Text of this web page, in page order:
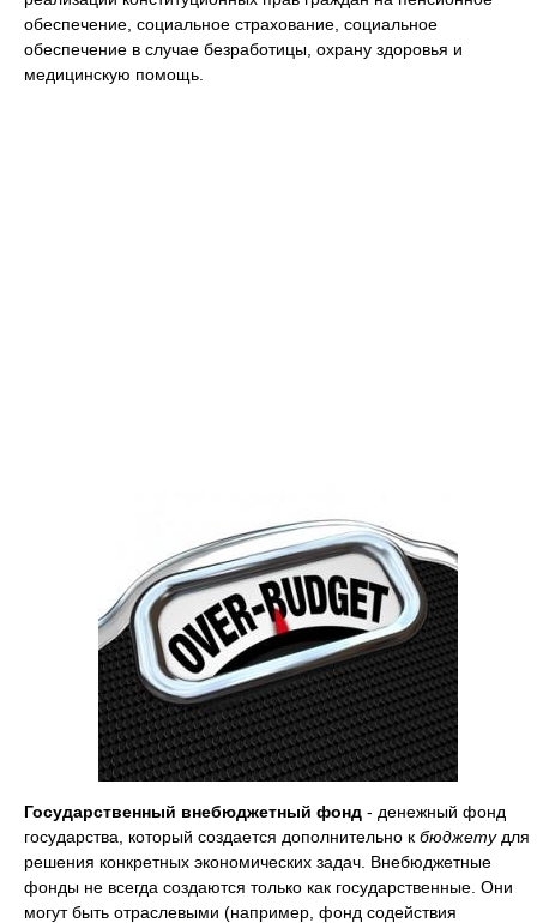
обеспечение, социальное страхование, социальное
обеспечение в случае безработицы, охрану здоровья и
медицинскую помощь.
Государственный внебюджетный фонд - денежный фонд
государства, который создается дополнительно к бюджетудля
решения конкретных экономических задач. Внебюджетные
фонды не всегда создаются только как государственные. Они
могут быть отраслевыми (например, фонд содействия